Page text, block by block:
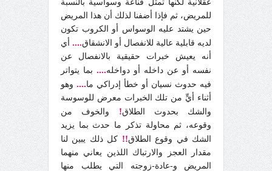
عقلانية لكنها تمثل قناعة وسواسية بالنسبة
للمريض، ثم فإذا أضفنا لذلك أن هذا المريض
حين يشتد عليه الوسواس أو الكروب تكون
لديه قابلية عالية للانفصال أو الانشقاق.... أي
أنه يعيش خبرات حقيقية بالانفصال عن
نفسه أو عن داخله أو دواخله.... بما يتواتر
فيه حدوث نسيان أو خطأ إدراكي ما.... وهو
أثناء أيٍّ من تلك الخبرات معرض للوسوسة
والشك بحدوث الطلاق! والخوف من
وقوعه، ثم محاولة تذكر ما حدث بما يزيد
الشك في وقوع الطلاق!! كل ذلك يبين لنا
مقدار العجز والارتباك اللذين يعاني منهما
المريض و-عادة-زوجته التي يطلب منها